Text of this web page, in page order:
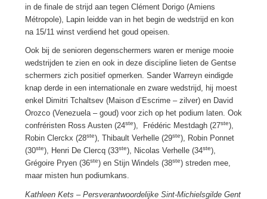
in de finale de strijd aan tegen Clément Dorigo (Amiens
Métropole), Lapin leidde van in het begin de wedstrijd en kon
na 15/11 winst verdiend het goud opeisen.
Ook bij de senioren degenschermers waren er menige mooie
wedstrijden te zien en ook in deze discipline lieten de Gentse
schermers zich positief opmerken. Sander Warreyn eindigde
knap derde in een internationale en zware wedstrijd, hij moest
enkel Dimitri Tchaltsev (Maison d’Escrime – zilver) en David
Orozco (Venezuela – goud) voor zich op het podium laten. Ook
confréristen Ross Austen (24ste), Frédéric Mestdagh (27ste),
Robin Clerckx (28ste), Thibault Verhelle (29ste), Robin Ponnet
(30ste), Henri De Clercq (33ste), Nicolas Verhelle (34ste),
Grégoire Pryen (36ste) en Stijn Windels (38ste) streden mee,
maar misten hun podiumkans.
Kathleen Kets – Persverantwoordelijke Sint-Michielsgilde Gent